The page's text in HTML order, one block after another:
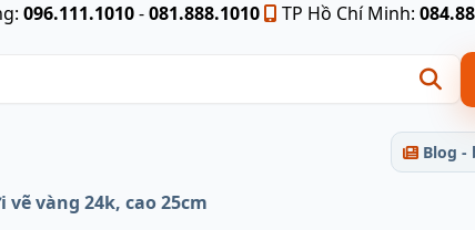
096.111.1010-081.888.1010 TP Hồ Chí Minh:
Blog -
vàng 24k, cao 25cm